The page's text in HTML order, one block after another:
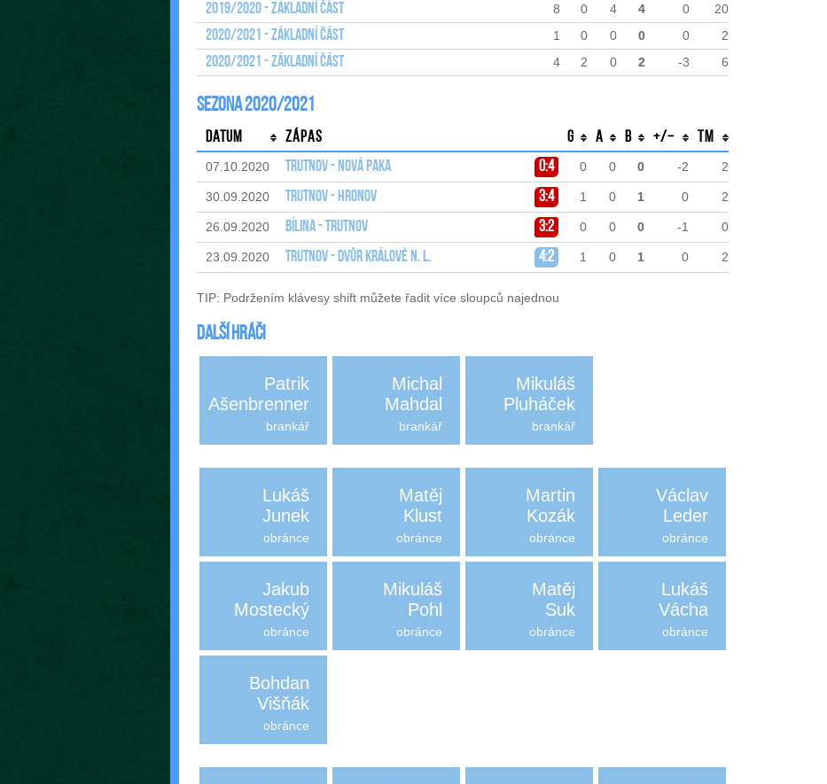
2019/2020 - Základní část 8 0 4 4 0 20
2020/2021 - Základní část 1 0 0 0 0 2
2020/2021 - Základní část 4 2 0 2 -3 6
Sezona 2020/2021
Datum Zápas G A B +/− TM
07.10.2020 Trutnov - Nová Paka 0:4 0 0 0 -2 2
30.09.2020 Trutnov - Hronov 3:4 1 0 1 0 2
26.09.2020 Bílina - Trutnov 3:2 0 0 0 -1 0
23.09.2020 Trutnov - Dvůr Králové n. L. 4:2 1 0 1 0 2
TIP: Podržením klávesy shift můžete řadit více sloupců najednou
Další hráči
Patrik
Ašenbrenner
brankář
Michal
Mahdal
brankář
Mikuláš
Pluháček
brankář
Lukáš
Junek
obránce
Matěj
Klust
obránce
Martin
Kozák
obránce
Václav
Leder
obránce
Jakub
Mostecký
obránce
Mikuláš
Pohl
obránce
Matěj
Suk
obránce
Lukáš
Vácha
obránce
Bohdan
Višňák
obránce